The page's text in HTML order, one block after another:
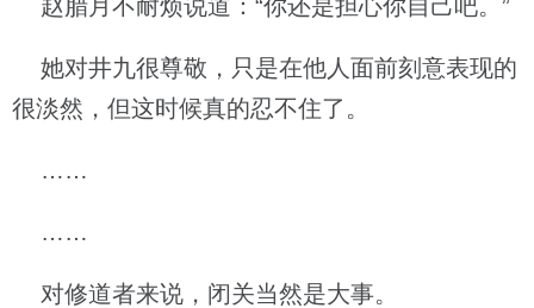
赵腊月不耐烦说道：“你还是担心你自己吧。”
她对井九很尊敬，只是在他人面前刻意表现的
很淡然，但这时候真的忍不住了。
……
……
对修道者来说，闭关当然是大事。